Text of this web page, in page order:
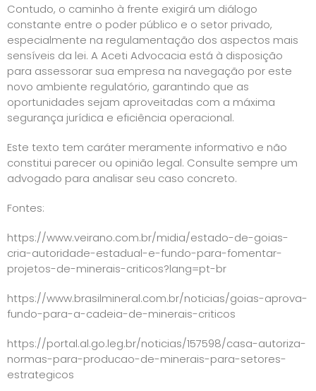
Contudo, o caminho à frente exigirá um diálogo
constante entre o poder público e o setor privado,
especialmente na regulamentação dos aspectos mais
sensíveis da lei. A Aceti Advocacia está à disposição
para assessorar sua empresa na navegação por este
novo ambiente regulatório, garantindo que as
oportunidades sejam aproveitadas com a máxima
segurança jurídica e eficiência operacional.
Este texto tem caráter meramente informativo e não
constitui parecer ou opinião legal. Consulte sempre um
advogado para analisar seu caso concreto.
Fontes:
https://www.veirano.com.br/midia/estado-de-goias-
cria-autoridade-estadual-e-fundo-para-fomentar-
projetos-de-minerais-criticos?lang=pt-br
https://www.brasilmineral.com.br/noticias/goias-aprova-
fundo-para-a-cadeia-de-minerais-criticos
https://portal.al.go.leg.br/noticias/157598/casa-autoriza-
normas-para-producao-de-minerais-para-setores-
estrategicos